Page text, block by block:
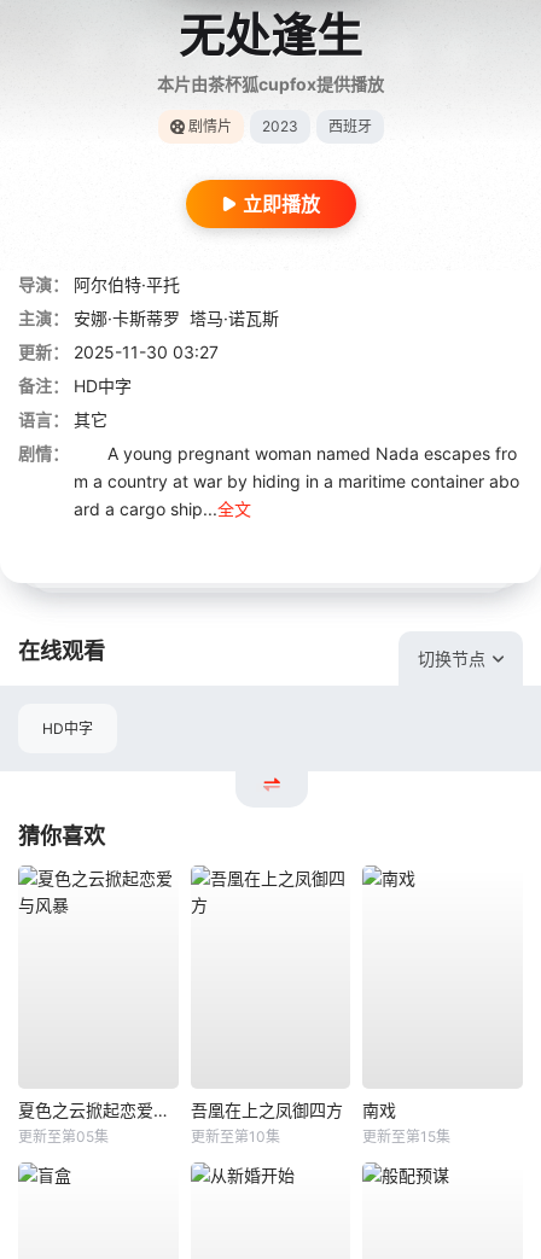
无处逢生
本片由茶杯狐cupfox提供播放
剧情片 2023 西班牙
立即播放
导演：
阿尔伯特·平托
主演：
安娜·卡斯蒂罗 塔马·诺瓦斯
更新：
2025-11-30 03:27
备注：
HD中字
语言：
其它
剧情：
A young pregnant woman named Nada escapes fro
m a country at war by hiding in a maritime container abo
ard a cargo ship...全文
在线观看 切换节点
HD中字
猜你喜欢
夏色之云掀起恋爱与风暴
更新至第05集
吾凰在上之凤御四方
更新至第10集
南戏
更新至第15集